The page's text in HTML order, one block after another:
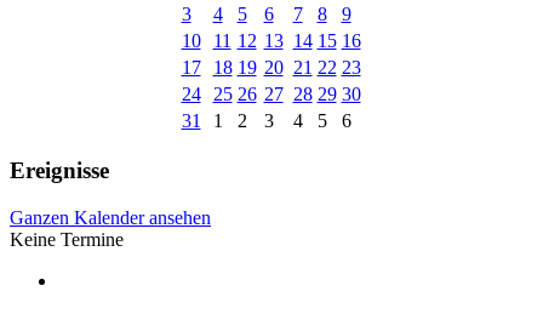
3
4 5 6 7 8
9
10
11 12 13 14 15 16
17
18 19 20 21 22 23
24
25 26 27 28 29 30
31
1 2 3 4 5 6
Ereignisse
Ganzen Kalender ansehen
Keine Termine